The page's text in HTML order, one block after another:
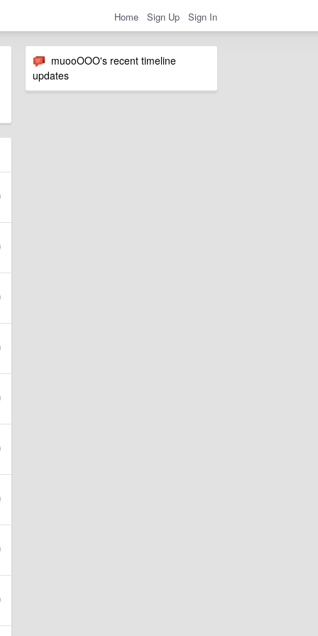
Home Sign Up Sign In
muooOOO's recent timeline
updates